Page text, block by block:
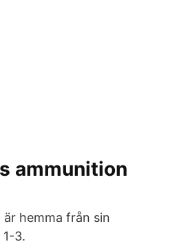
ammunition
hemma från sin
3.